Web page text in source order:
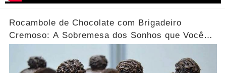
Rocambole de Chocolate com Brigadeiro
Cremoso: A Sobremesa dos Sonhos que Você